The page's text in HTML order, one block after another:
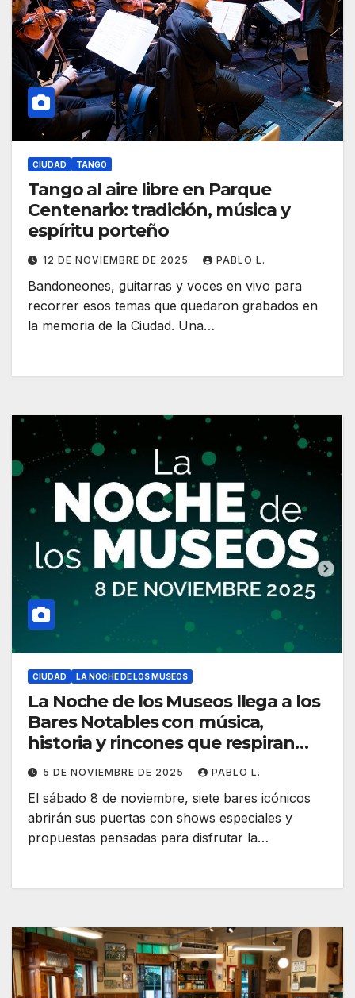
CIUDAD TANGO
Tango al aire libre en Parque
Centenario: tradición, música y
espíritu porteño
12 DE NOVIEMBRE DE 2025 PABLO L.
Bandoneones, guitarras y voces en vivo para
recorrer esos temas que quedaron grabados en
la memoria de la Ciudad. Una…
CIUDAD LA NOCHE DE LOS MUSEOS
La Noche de los Museos llega a los
Bares Notables con música,
historia y rincones que respiran
Ciudad
5 DE NOVIEMBRE DE 2025 PABLO L.
El sábado 8 de noviembre, siete bares icónicos
abrirán sus puertas con shows especiales y
propuestas pensadas para disfrutar la…